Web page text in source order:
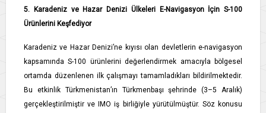
5. Karadeniz ve Hazar Denizi Ülkeleri E-Navigasyon İçin S-100
Ürünlerini Keşfediyor
Karadeniz ve Hazar Denizi’ne kıyısı olan devletlerin e-navigasyon
kapsamında S-100 ürünlerini değerlendirmek amacıyla bölgesel
ortamda düzenlenen ilk çalışmayı tamamladıkları bildirilmektedir.
Bu etkinlik Türkmenistan’ın Türkmenbaşı şehrinde (3–5 Aralık)
gerçekleştirilmiştir ve IMO iş birliğiyle yürütülmüştür. Söz konusu